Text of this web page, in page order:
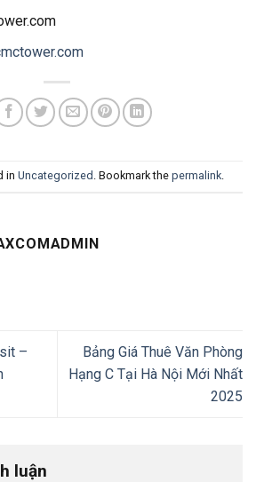
in Uncategorized . Bookmark the permalink.
–
Bảng Giá Thuê Văn Phòng
Hạng C Tại Hà Nội Mới Nhất
2025
luận